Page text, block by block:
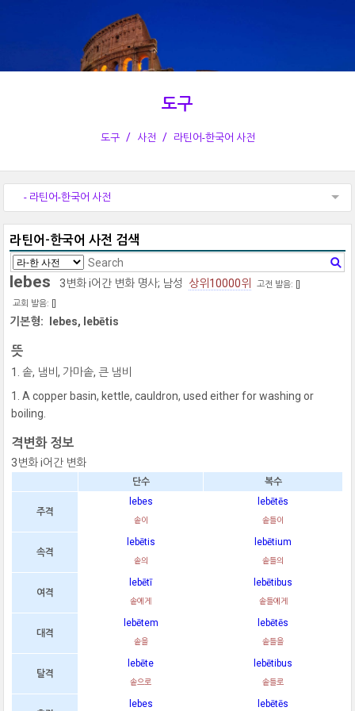
도구
도구 사전 라틴어-한국어 사전
- 라틴어-한국어 사전
라틴어-한국어 사전 검색
lebes 3변화 i어간 변화 명사; 남성 상위10000위 고전 발음: []
교회 발음: []
기본형: lebes, lebētis
뜻
솥, 냄비, 가마솥, 큰 냄비
A copper basin, kettle, cauldron, used either for washing or
boiling.
격변화 정보
3변화 i어간 변화
단수 복수
주격
lebes
솥이
lebētēs
솥들이
속격
lebētis
솥의
lebētium
솥들의
여격
lebētī
솥에게
lebētibus
솥들에게
대격
lebētem
솥을
lebētēs
솥들을
탈격
lebēte
솥으로
lebētibus
솥들로
lebes lebētēs